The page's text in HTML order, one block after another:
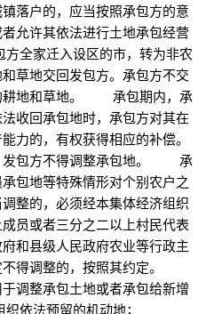
落户的，应当按照承包方的意
允许其依法进行土地承包经营
家迁入设区的市，转为非农
草地交回发包方。承包方不交
耕地和草地。 承包期内，承
收回承包地时，承包方对其在
力的，有权获得相应的补偿。
包方不得调整承包地。 承
包地等特殊情形对个别农户之
整的，必须经本集体经济组织
员或者三分之二以上村民代表
和县级人民政府农业等行政主
不得调整的，按照其约定。
调整承包土地或者承包给新增
依法预留的机动地；